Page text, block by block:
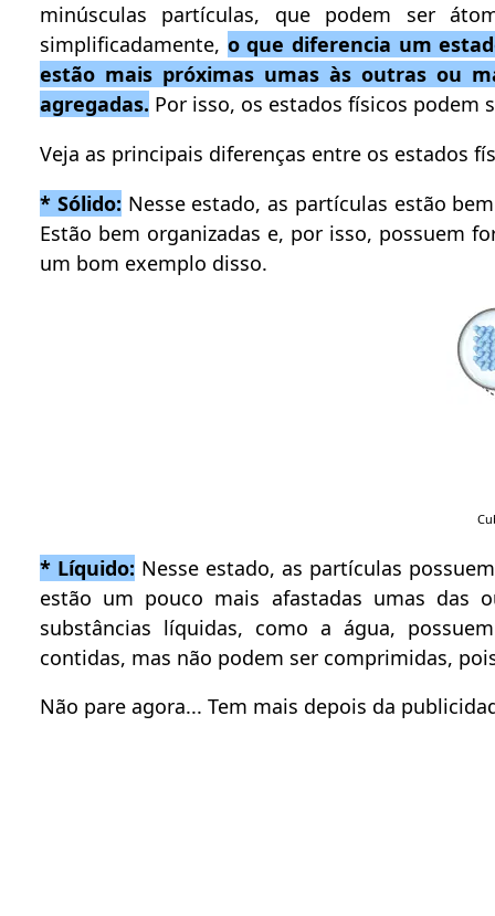
minúsculas partículas, que podem ser
simplificadamente, o que diferencia um
estão mais próximas umas às outras ou
agregadas. Por isso, os estados físicos
Veja as principais diferenças entre os estados
* Sólido: Nesse estado, as partículas estão
Estão bem organizadas e, por isso, possuem
um bom exemplo disso.
* Líquido: Nesse estado, as partículas
estão um pouco mais afastadas umas das
substâncias líquidas, como a água,
contidas, mas não podem ser comprimidas,
Não pare agora... Tem mais depois da